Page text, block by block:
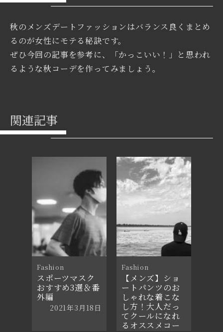
秋のメンズデートファッションはバランス良くまとめ
るのが女性にモテる秘訣です。
ぜひ今回の記事を参考に、「かっこいい！」と思われ
るような秋コーデを作ってみましょう。
関連記事
Fashion
スポーツマスク
おすすめ3選＆番
外編
2021年3月18日
Fashion
【メンズ】ショ
ートパンツのお
しゃれな着こな
し方！大人だっ
てクールになれ
るオススメコー